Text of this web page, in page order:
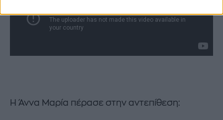
Η Άννα Μαρία πέρασε στην αντεπίθεση: